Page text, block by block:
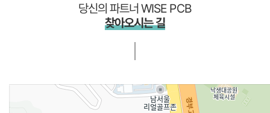
당신의 파트너 WISE PCB
찾아오시는 길